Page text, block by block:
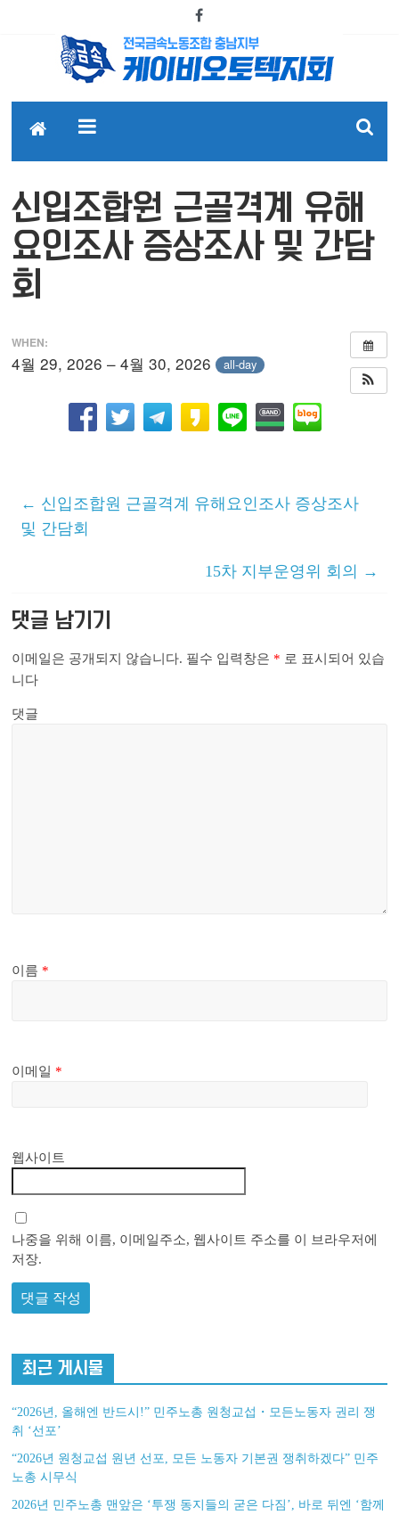
신입조합원 근골격계 유해
요인조사 증상조사 및 간담
회
WHEN:
4월 29, 2026 – 4월 30, 2026 all-day
← 신입조합원 근골격계 유해요인조사 증상조사
및 간담회
15차 지부운영위 회의 →
댓글 남기기
이메일은 공개되지 않습니다. 필수 입력창은 * 로 표시되어 있습
니다
댓글
이름 *
이메일 *
웹사이트
나중을 위해 이름, 이메일주소, 웹사이트 주소를 이 브라우저에
저장.
최근 게시물
“2026년, 올해엔 반드시!” 민주노총 원청교섭・모든노동자 권리 쟁
취 ‘선포’
“2026년 원청교섭 원년 선포, 모든 노동자 기본권 쟁취하겠다” 민주
노총 시무식
2026년 민주노총 맨앞은 ‘투쟁 동지들의 굳은 다짐’, 바로 뒤엔 ‘함께